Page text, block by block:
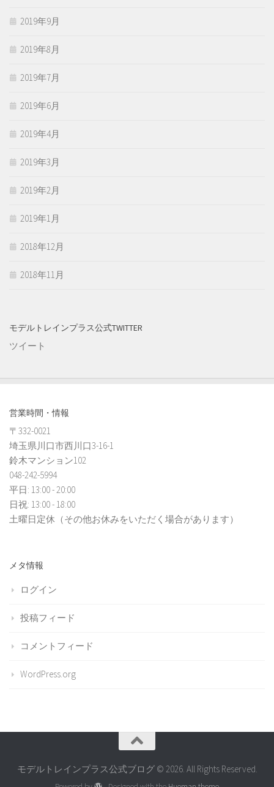
2019年9月
2019年8月
2019年7月
2019年6月
2019年4月
2019年3月
2019年2月
2019年1月
2018年12月
2018年11月
モデルトレインプラス公式TWITTER
ツイート
営業時間・情報
〒332-0021
埼玉県川口市西川口3-16-1
鈴木マンション102
048-242-5994
平日: 13:00 - 20:00
日祝: 13:00 - 18:00
土曜日定休（その他お休みをいただく場合があります）
メタ情報
ログイン
投稿フィード
コメントフィード
WordPress.org
モデルトレインプラス公式ブログ © 2026. All Rights Reserved.